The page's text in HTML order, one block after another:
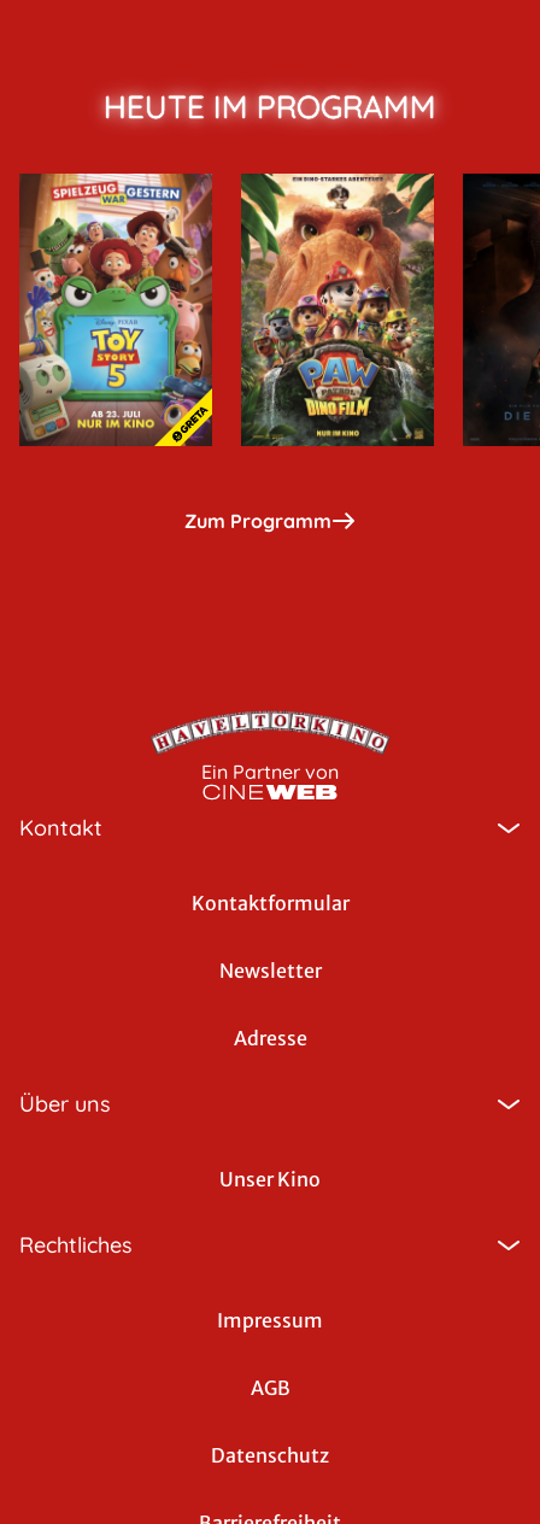
HEUTE IM PROGRAMM
Zum Programm
Ein Partner von
Kontakt
Kontaktformular
Newsletter
Adresse
Über uns
Unser Kino
Rechtliches
Impressum
AGB
Datenschutz